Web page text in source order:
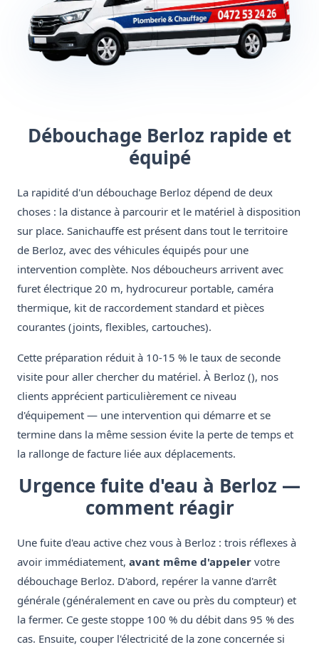
Débouchage Berloz rapide et
équipé
La rapidité d'un débouchage Berloz dépend de deux
choses : la distance à parcourir et le matériel à disposition
sur place. Sanichauffe est présent dans tout le territoire
de Berloz, avec des véhicules équipés pour une
intervention complète. Nos déboucheurs arrivent avec
furet électrique 20 m, hydrocureur portable, caméra
thermique, kit de raccordement standard et pièces
courantes (joints, flexibles, cartouches).
Cette préparation réduit à 10-15 % le taux de seconde
visite pour aller chercher du matériel. À Berloz (), nos
clients apprécient particulièrement ce niveau
d'équipement — une intervention qui démarre et se
termine dans la même session évite la perte de temps et
la rallonge de facture liée aux déplacements.
Urgence fuite d'eau à Berloz —
comment réagir
Une fuite d'eau active chez vous à Berloz : trois réflexes à
avoir immédiatement, avant même d'appeler votre
débouchage Berloz. D'abord, repérer la vanne d'arrêt
générale (généralement en cave ou près du compteur) et
la fermer. Ce geste stoppe 100 % du débit dans 95 % des
cas. Ensuite, couper l'électricité de la zone concernée si